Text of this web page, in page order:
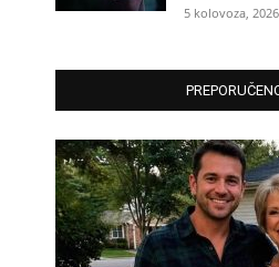
5 kolovoza, 2026